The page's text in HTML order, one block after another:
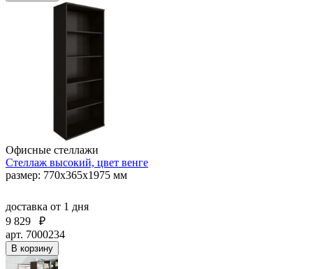
Офисные стеллажи
Стеллаж высокий, цвет венге
размер: 770х365х1975 мм
доставка от 1 дня
9 829
₽
арт. 7000234
В корзину